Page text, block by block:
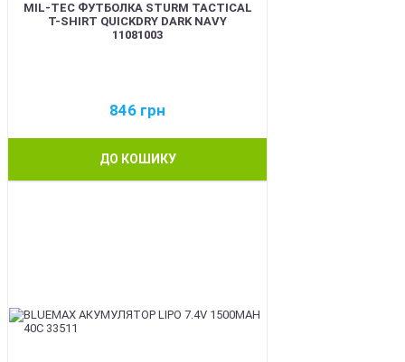
MIL-TEC ФУТБОЛКА STURM TACTICAL
T-SHIRT QUICKDRY DARK NAVY
11081003
846 грн
ДО КОШИКУ